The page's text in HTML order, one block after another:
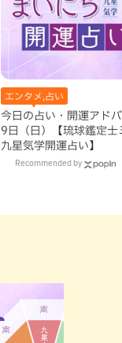
エンタメ,占い
今日の占い・開運アド
9日（日）【琉球鑑定士
九星気学開運占い】
Recommended by